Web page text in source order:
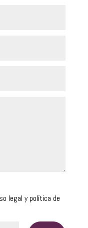
legal y política de